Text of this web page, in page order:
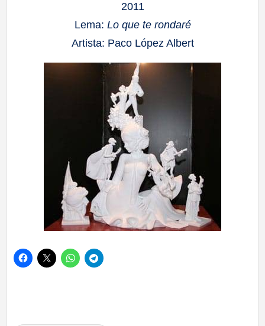
2011
Lema: Lo que te rondaré
Artista: Paco López Albert